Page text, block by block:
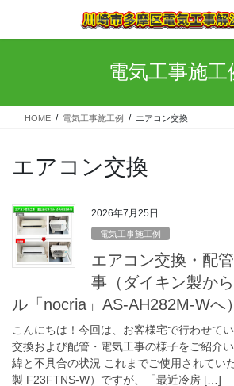
テ
ス
ゲ
ン
電気工事施工
HOME 電気工事施工例 エアコン交換
エアコン交換
2026年7月25日
電気工事施工例
エアコン交換・配
事（ダイキン製か
ル「nocria」AS-AH282M-Wへ）
こんにちは！今回は、お客様宅で行わせて
交換および配管・電気工事の様子をご紹介
緯と不具合の状況 これまでご使用されてい
製 F23FTNS-W）ですが、「最近冷房 […]